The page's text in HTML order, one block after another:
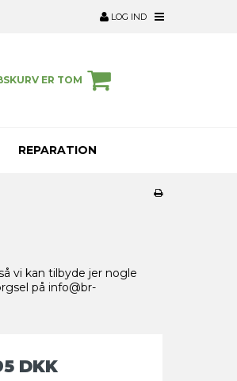
LOG IND
ER TOM
REPARATION
vi kan tilbyde jer nogle
på info@br-
DKK